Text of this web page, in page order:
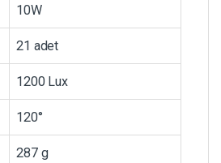
10W
21 adet
1200 Lux
120°
287 g